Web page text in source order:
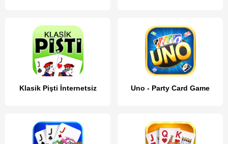
Klasik Pişti İnternetsiz Uno - Party Card Game